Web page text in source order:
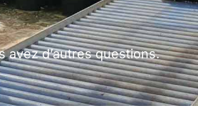
avez d’autres questions.